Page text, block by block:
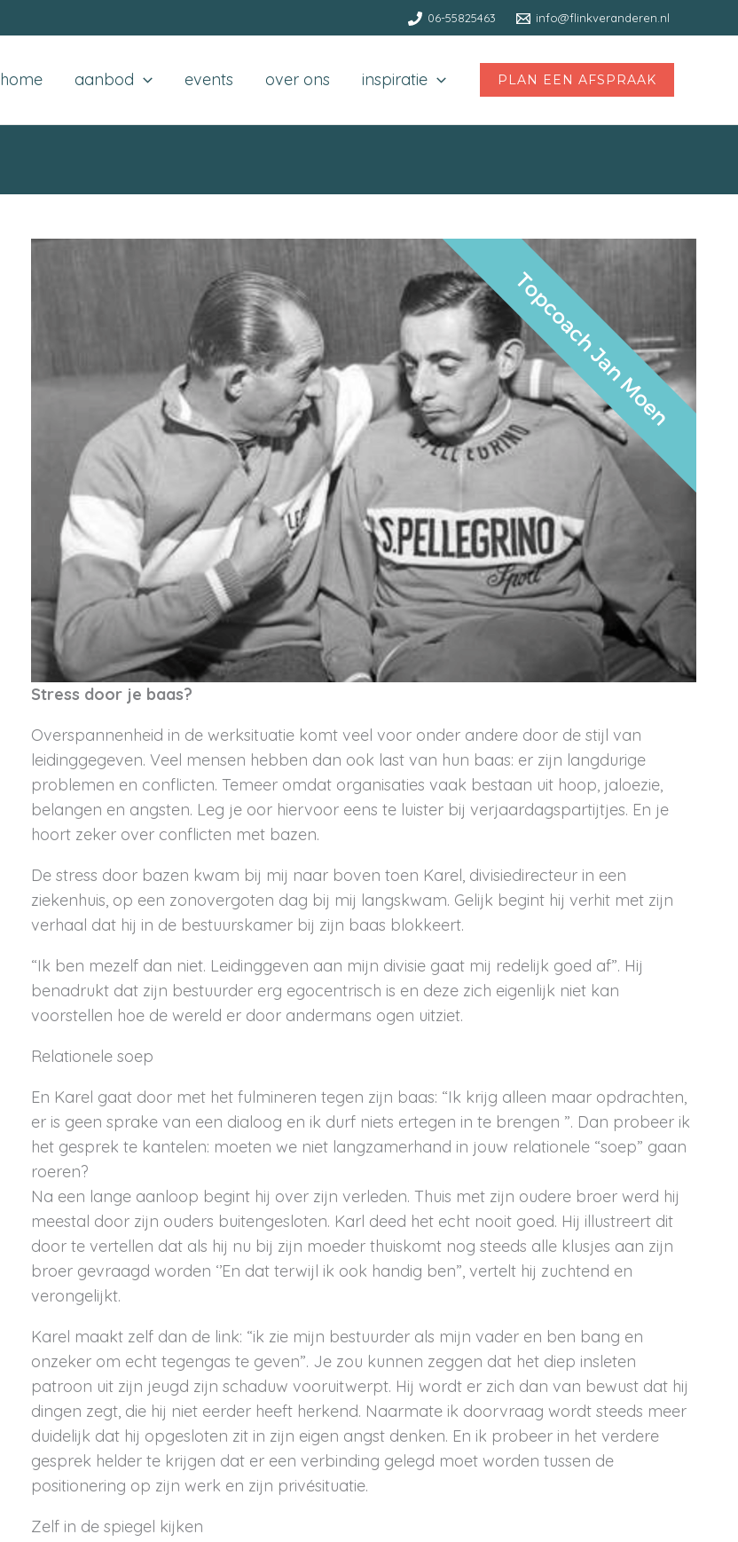
06-55825463 info@flinkveranderen.nl
home aanbod events over ons inspiratie PLAN EEN AFSPRAAK
Stress door je baas?
Overspannenheid in de werksituatie komt veel voor onder andere door de stijl van
leidinggegeven. Veel mensen hebben dan ook last van hun baas: er zijn langdurige
problemen en conflicten. Temeer omdat organisaties vaak bestaan uit hoop, jaloezie,
belangen en angsten. Leg je oor hiervoor eens te luister bij verjaardagspartijtjes. En je
hoort zeker over conflicten met bazen.
De stress door bazen kwam bij mij naar boven toen Karel, divisiedirecteur in een
ziekenhuis, op een zonovergoten dag bij mij langskwam. Gelijk begint hij verhit met zijn
verhaal dat hij in de bestuurskamer bij zijn baas blokkeert.
“Ik ben mezelf dan niet. Leidinggeven aan mijn divisie gaat mij redelijk goed af”. Hij
benadrukt dat zijn bestuurder erg egocentrisch is en deze zich eigenlijk niet kan
voorstellen hoe de wereld er door andermans ogen uitziet.
Relationele soep
En Karel gaat door met het fulmineren tegen zijn baas: “Ik krijg alleen maar opdrachten,
er is geen sprake van een dialoog en ik durf niets ertegen in te brengen ”. Dan probeer ik
het gesprek te kantelen: moeten we niet langzamerhand in jouw relationele “soep” gaan
roeren?
Na een lange aanloop begint hij over zijn verleden. Thuis met zijn oudere broer werd hij
meestal door zijn ouders buitengesloten. Karl deed het echt nooit goed. Hij illustreert dit
door te vertellen dat als hij nu bij zijn moeder thuiskomt nog steeds alle klusjes aan zijn
broer gevraagd worden ‘’En dat terwijl ik ook handig ben”, vertelt hij zuchtend en
verongelijkt.
Karel maakt zelf dan de link: “ik zie mijn bestuurder als mijn vader en ben bang en
onzeker om echt tegengas te geven”. Je zou kunnen zeggen dat het diep insleten
patroon uit zijn jeugd zijn schaduw vooruitwerpt. Hij wordt er zich dan van bewust dat hij
dingen zegt, die hij niet eerder heeft herkend. Naarmate ik doorvraag wordt steeds meer
duidelijk dat hij opgesloten zit in zijn eigen angst denken. En ik probeer in het verdere
gesprek helder te krijgen dat er een verbinding gelegd moet worden tussen de
positionering op zijn werk en zijn privésituatie.
Zelf in de spiegel kijken